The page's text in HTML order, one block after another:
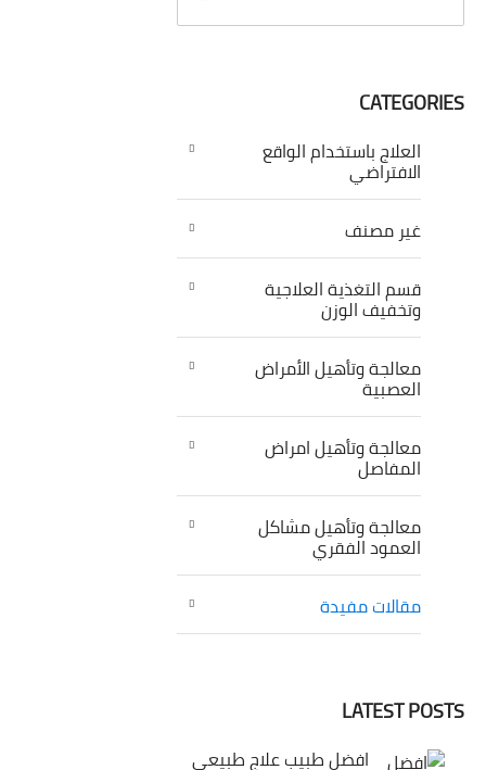
CATEGORIES
العلاج باستخدام الواقع
الافتراضي
غير مصنف
قسم التغذية العلاجية
وتخفيف الوزن
معالجة وتأهيل الأمراض
العصبية
معالجة وتأهيل امراض
المفاصل
معالجة وتأهيل مشاكل
العمود الفقري
مقالات مفيدة
LATEST POSTS
افضل طبيب علاج طبيعي